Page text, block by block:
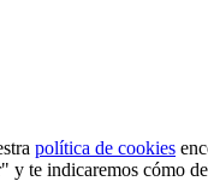
política de cookies
y te indicaremos cómo